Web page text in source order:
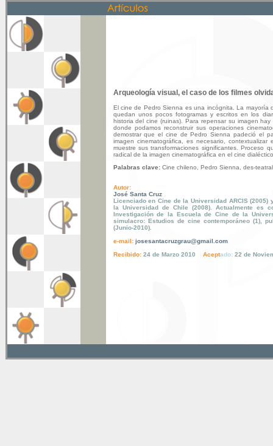
Arqueología visual, el caso de los filmes
El cine de Pedro Sienna es una incógnita. La mayoría
quedan unos pocos fotogramas y escritos en los
historia del cine (ruinas). Para repensar su imagen
donde podamos reconstruir sus operaciones
demostrar que el cine de Pedro Sienna padeció el
imagen cinematográfica, es necesario,
muestre sus transformaciones significantes. Proceso
radical de la imagen cinematográfica en el cine
Palabras clave: Cine chileno, Pedro Sienna, des-
Autor:
José Santa Cruz
Licenciado en Cine de la Universidad ARCIS
la Universidad de Chile (2008). Actualmente es
Investigación de la Escuela de Cine de la
simulacro: Estudios de cine contemporáneo (1),
(Junio-2010).
e-mail: josesantacruzgrau@gmail.com
Recibido: 24 de Marzo 2010 Aceptado: 22 de